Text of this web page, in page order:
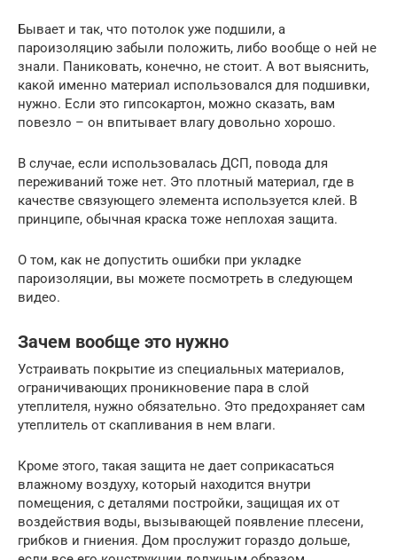
Бывает и так, что потолок уже подшили, а
пароизоляцию забыли положить, либо вообще о ней не
знали. Паниковать, конечно, не стоит. А вот выяснить,
какой именно материал использовался для подшивки,
нужно. Если это гипсокартон, можно сказать, вам
повезло – он впитывает влагу довольно хорошо.
В случае, если использовалась ДСП, повода для
переживаний тоже нет. Это плотный материал, где в
качестве связующего элемента используется клей. В
принципе, обычная краска тоже неплохая защита.
О том, как не допустить ошибки при укладке
пароизоляции, вы можете посмотреть в следующем
видео.
Зачем вообще это нужно
Устраивать покрытие из специальных материалов,
ограничивающих проникновение пара в слой
утеплителя, нужно обязательно. Это предохраняет сам
утеплитель от скапливания в нем влаги.
Кроме этого, такая защита не дает соприкасаться
влажному воздуху, который находится внутри
помещения, с деталями постройки, защищая их от
воздействия воды, вызывающей появление плесени,
грибков и гниения. Дом прослужит гораздо дольше,